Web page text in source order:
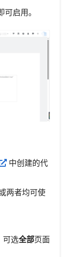
可启用。
中创建的代
两者均可使
可选全部页面